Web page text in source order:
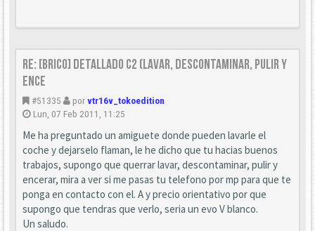
Re: [Brico] Detallado C2 (Lavar, descontaminar, pulir y
ence
#51335 porvtr16v_tokoedition
Lun, 07 Feb 2011, 11:25
Me ha preguntado un amiguete donde pueden lavarle el
coche y dejarselo flaman, le he dicho que tu hacias buenos
trabajos, supongo que querrar lavar, descontaminar, pulir y
encerar, mira a ver si me pasas tu telefono por mp para que te
ponga en contacto con el. A y precio orientativo por que
supongo que tendras que verlo, seria un evo V blanco.
Un saludo.